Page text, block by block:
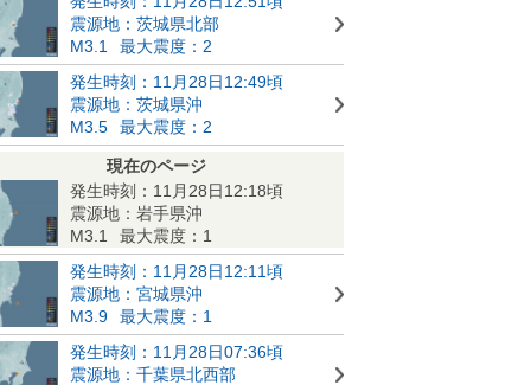
震源地：茨城県北部
M3.1
最大震度：2
発生時刻：11月28日12:49頃
震源地：茨城県沖
M3.5
最大震度：2
現在のページ
発生時刻：11月28日12:18頃
震源地：岩手県沖
M3.1
最大震度：1
発生時刻：11月28日12:11頃
震源地：宮城県沖
M3.9
最大震度：1
発生時刻：11月28日07:36頃
震源地：千葉県北西部